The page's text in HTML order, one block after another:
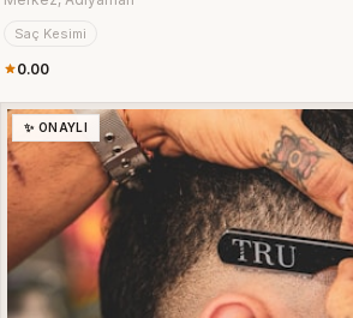
Saç Kesimi
0.00
✨ ONAYLI